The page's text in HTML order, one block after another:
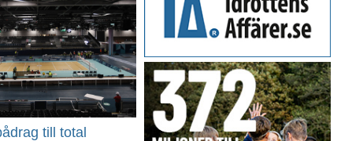
till total